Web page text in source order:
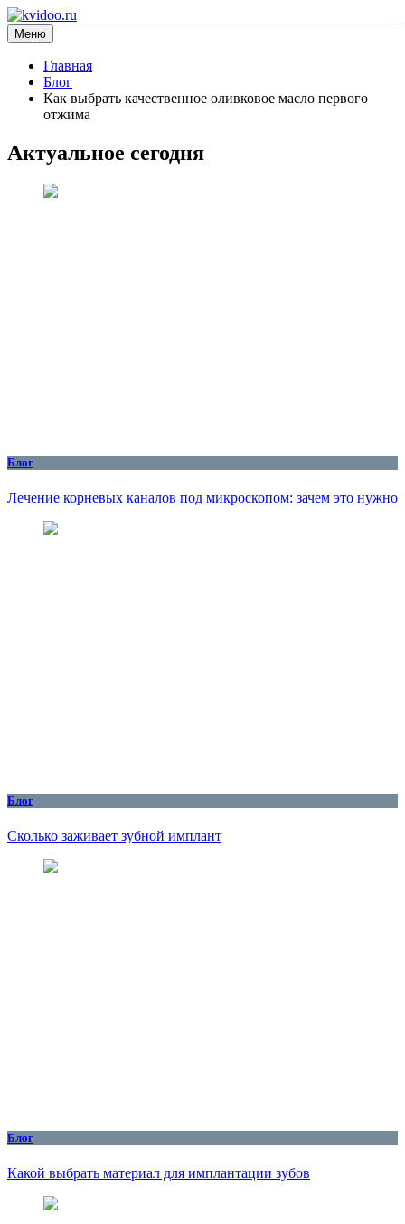
Перейти
к
содержимому
kvidoo.ru
блог про здоровье
Меню
Главная
Блог
Как выбрать качественное оливковое масло первого
отжима
Актуальное сегодня
Блог
Лечение корневых каналов под микроскопом: зачем это нужно
Блог
Сколько заживает зубной имплант
Блог
Какой выбрать материал для имплантации зубов